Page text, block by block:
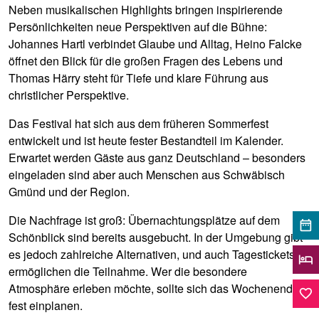
Neben musikalischen Highlights bringen inspirierende
Persönlichkeiten neue Perspektiven auf die Bühne:
Johannes Hartl verbindet Glaube und Alltag, Heino Falcke
öffnet den Blick für die großen Fragen des Lebens und
Thomas Härry steht für Tiefe und klare Führung aus
christlicher Perspektive.
Das Festival hat sich aus dem früheren Sommerfest
entwickelt und ist heute fester Bestandteil im Kalender.
Erwartet werden Gäste aus ganz Deutschland – besonders
eingeladen sind aber auch Menschen aus Schwäbisch
Gmünd und der Region.
Die Nachfrage ist groß: Übernachtungsplätze auf dem
Schönblick sind bereits ausgebucht. In der Umgebung gibt
es jedoch zahlreiche Alternativen, und auch Tagestickets
ermöglichen die Teilnahme. Wer die besondere
Atmosphäre erleben möchte, sollte sich das Wochenende
fest einplanen.
date_range
hotel
favorite_border